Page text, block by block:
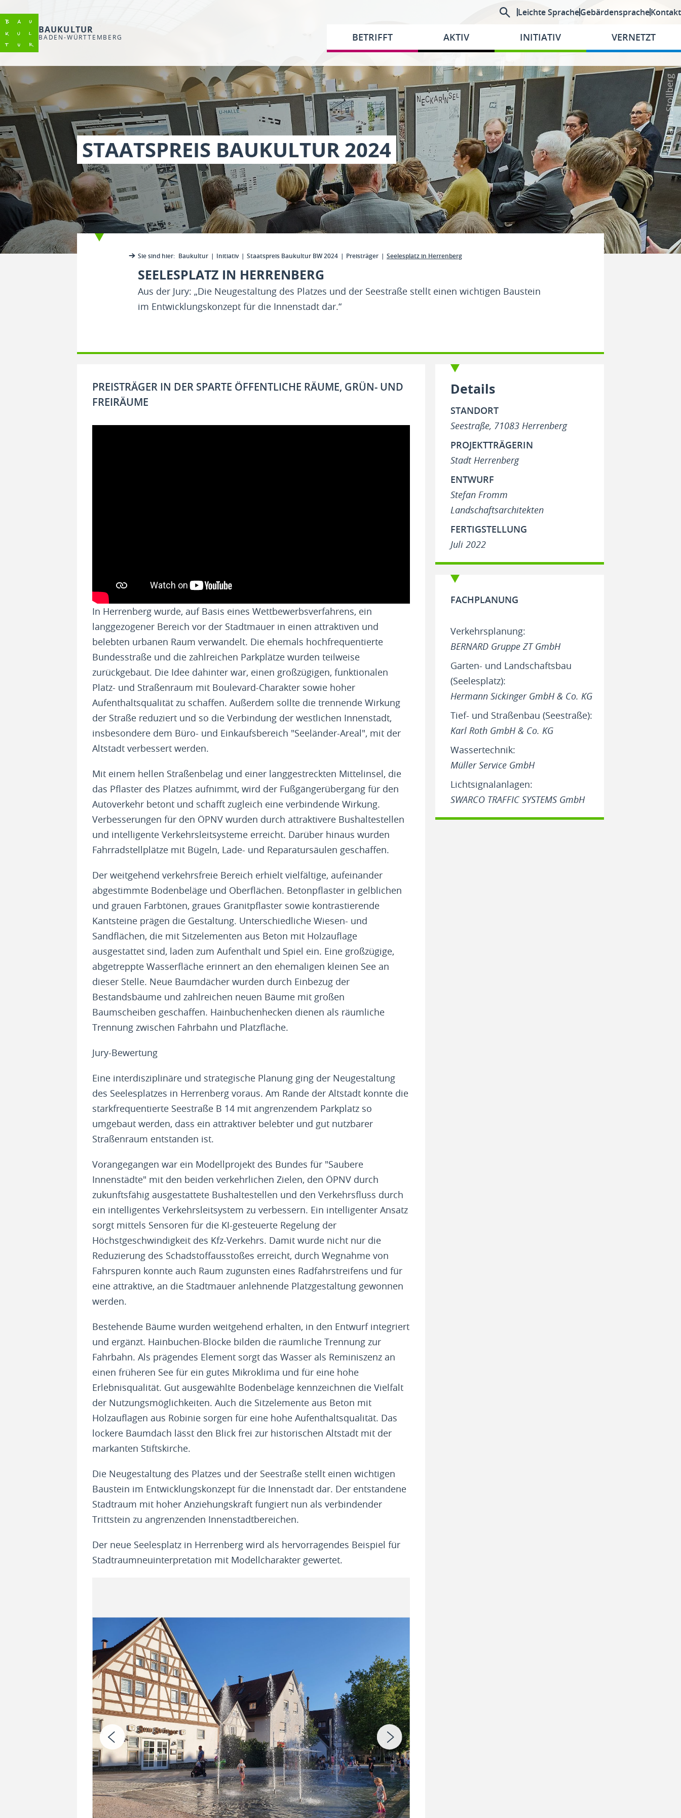
BAUKULTUR
BADEN-WÜRTTEMBERG
Leichte SpracheGebärdenspracheKontakt
BETRIFFT AKTIV INITIATIV VERNETZT
STAATSPREIS BAUKULTUR 2024 © Martin Stollberg
Sie sind hier: Baukultur Initiativ Staatspreis Baukultur BW 2024 Preisträger Seelesplatz in Herrenberg
SEELESPLATZ IN HERRENBERG
Aus der Jury: „Die Neugestaltung des Platzes und der Seestraße stellt einen wichtigen Baustein
im Entwicklungskonzept für die Innenstadt dar.“
PREISTRÄGER IN DER SPARTE ÖFFENTLICHE RÄUME, GRÜN- UND
FREIRÄUME
In Herrenberg wurde, auf Basis eines Wettbewerbsverfahrens, ein
langgezogener Bereich vor der Stadtmauer in einen attraktiven und
belebten urbanen Raum verwandelt. Die ehemals hochfrequentierte
Bundesstraße und die zahlreichen Parkplätze wurden teilweise
zurückgebaut. Die Idee dahinter war, einen großzügigen, funktionalen
Platz- und Straßenraum mit Boulevard-Charakter sowie hoher
Aufenthaltsqualität zu schaffen. Außerdem sollte die trennende Wirkung
der Straße reduziert und so die Verbindung der westlichen Innenstadt,
insbesondere dem Büro- und Einkaufsbereich "Seeländer-Areal", mit der
Altstadt verbessert werden.
Mit einem hellen Straßenbelag und einer langgestreckten Mittelinsel, die
das Pflaster des Platzes aufnimmt, wird der Fußgängerübergang für den
Autoverkehr betont und schafft zugleich eine verbindende Wirkung.
Verbesserungen für den ÖPNV wurden durch attraktivere Bushaltestellen
und intelligente Verkehrsleitsysteme erreicht. Darüber hinaus wurden
Fahrradstellplätze mit Bügeln, Lade- und Reparatursäulen geschaffen.
Der weitgehend verkehrsfreie Bereich erhielt vielfältige, aufeinander
abgestimmte Bodenbeläge und Oberflächen. Betonpflaster in gelblichen
und grauen Farbtönen, graues Granitpflaster sowie kontrastierende
Kantsteine prägen die Gestaltung. Unterschiedliche Wiesen- und
Sandflächen, die mit Sitzelementen aus Beton mit Holzauflage
ausgestattet sind, laden zum Aufenthalt und Spiel ein. Eine großzügige,
abgetreppte Wasserfläche erinnert an den ehemaligen kleinen See an
dieser Stelle. Neue Baumdächer wurden durch Einbezug der
Bestandsbäume und zahlreichen neuen Bäume mit großen
Baumscheiben geschaffen. Hainbuchenhecken dienen als räumliche
Trennung zwischen Fahrbahn und Platzfläche.
Jury-Bewertung
Eine interdisziplinäre und strategische Planung ging der Neugestaltung
des Seelesplatzes in Herrenberg voraus. Am Rande der Altstadt konnte die
starkfrequentierte Seestraße B 14 mit angrenzendem Parkplatz so
umgebaut werden, dass ein attraktiver belebter und gut nutzbarer
Straßenraum entstanden ist.
Vorangegangen war ein Modellprojekt des Bundes für "Saubere
Innenstädte" mit den beiden verkehrlichen Zielen, den ÖPNV durch
zukunftsfähig ausgestattete Bushaltestellen und den Verkehrsfluss durch
ein intelligentes Verkehrsleitsystem zu verbessern. Ein intelligenter Ansatz
sorgt mittels Sensoren für die KI-gesteuerte Regelung der
Höchstgeschwindigkeit des Kfz-Verkehrs. Damit wurde nicht nur die
Reduzierung des Schadstoffausstoßes erreicht, durch Wegnahme von
Fahrspuren konnte auch Raum zugunsten eines Radfahrstreifens und für
eine attraktive, an die Stadtmauer anlehnende Platzgestaltung gewonnen
werden.
Bestehende Bäume wurden weitgehend erhalten, in den Entwurf integriert
und ergänzt. Hainbuchen-Blöcke bilden die räumliche Trennung zur
Fahrbahn. Als prägendes Element sorgt das Wasser als Reminiszenz an
einen früheren See für ein gutes Mikroklima und für eine hohe
Erlebnisqualität. Gut ausgewählte Bodenbeläge kennzeichnen die Vielfalt
der Nutzungsmöglichkeiten. Auch die Sitzelemente aus Beton mit
Holzauflagen aus Robinie sorgen für eine hohe Aufenthaltsqualität. Das
lockere Baumdach lässt den Blick frei zur historischen Altstadt mit der
markanten Stiftskirche.
Die Neugestaltung des Platzes und der Seestraße stellt einen wichtigen
Baustein im Entwicklungskonzept für die Innenstadt dar. Der entstandene
Stadtraum mit hoher Anziehungskraft fungiert nun als verbindender
Trittstein zu angrenzenden Innenstadtbereichen.
Der neue Seelesplatz in Herrenberg wird als hervorragendes Beispiel für
Stadtraumneuinterpretation mit Modellcharakter gewertet.
Details
STANDORT
Seestraße, 71083 Herrenberg
PROJEKTTRÄGERIN
Stadt Herrenberg
ENTWURF
Stefan Fromm
Landschaftsarchitekten
FERTIGSTELLUNG
Juli 2022
FACHPLANUNG
Verkehrsplanung:
BERNARD Gruppe ZT GmbH
Garten- und Landschaftsbau
(Seelesplatz):
Hermann Sickinger GmbH & Co. KG
Tief- und Straßenbau (Seestraße):
Karl Roth GmbH & Co. KG
Wassertechnik:
Müller Service GmbH
Lichtsignalanlagen:
SWARCO TRAFFIC SYSTEMS GmbH